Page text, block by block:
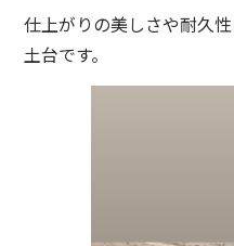
仕上がりの美しさや耐久
土台です。